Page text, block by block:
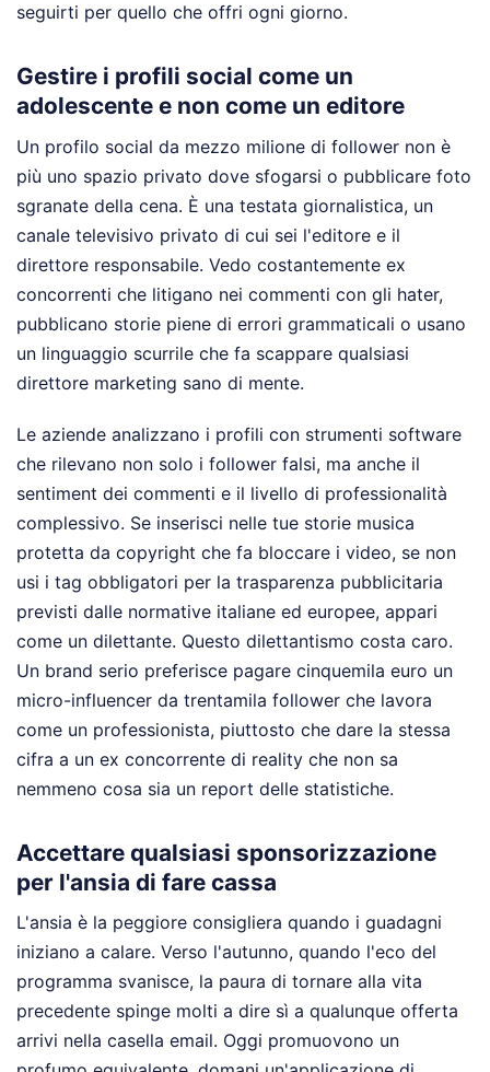
seguirti per quello che offri ogni giorno.
Gestire i profili social come un
adolescente e non come un editore
Un profilo social da mezzo milione di follower non è
più uno spazio privato dove sfogarsi o pubblicare foto
sgranate della cena. È una testata giornalistica, un
canale televisivo privato di cui sei l'editore e il
direttore responsabile. Vedo costantemente ex
concorrenti che litigano nei commenti con gli hater,
pubblicano storie piene di errori grammaticali o usano
un linguaggio scurrile che fa scappare qualsiasi
direttore marketing sano di mente.
Le aziende analizzano i profili con strumenti software
che rilevano non solo i follower falsi, ma anche il
sentiment dei commenti e il livello di professionalità
complessivo. Se inserisci nelle tue storie musica
protetta da copyright che fa bloccare i video, se non
usi i tag obbligatori per la trasparenza pubblicitaria
previsti dalle normative italiane ed europee, appari
come un dilettante. Questo dilettantismo costa caro.
Un brand serio preferisce pagare cinquemila euro un
micro-influencer da trentamila follower che lavora
come un professionista, piuttosto che dare la stessa
cifra a un ex concorrente di reality che non sa
nemmeno cosa sia un report delle statistiche.
Accettare qualsiasi sponsorizzazione
per l'ansia di fare cassa
L'ansia è la peggiore consigliera quando i guadagni
iniziano a calare. Verso l'autunno, quando l'eco del
programma svanisce, la paura di tornare alla vita
precedente spinge molti a dire sì a qualunque offerta
arrivi nella casella email. Oggi promuovono un